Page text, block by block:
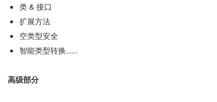
类 & 接口
扩展方法
空类型安全
智能类型转换......
高级部分